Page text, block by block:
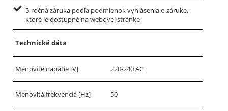
5-ročná záruka podľa podmienok vyhlásenia o záruke,
ktoré je dostupné na webovej stránke
Technické dáta
Menovité napätie [V] 220-240 AC
Menovitá frekvencia [Hz] 50